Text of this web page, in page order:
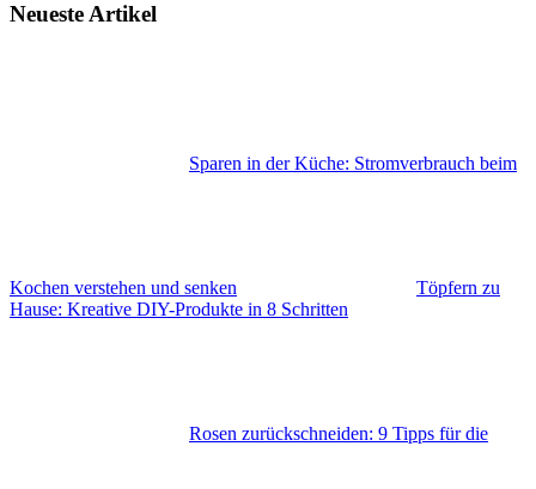
Neueste Artikel
Sparen in der Küche: Stromverbrauch beim
Kochen verstehen und senken
Töpfern zu
Hause: Kreative DIY-Produkte in 8 Schritten
Rosen zurückschneiden: 9 Tipps für die